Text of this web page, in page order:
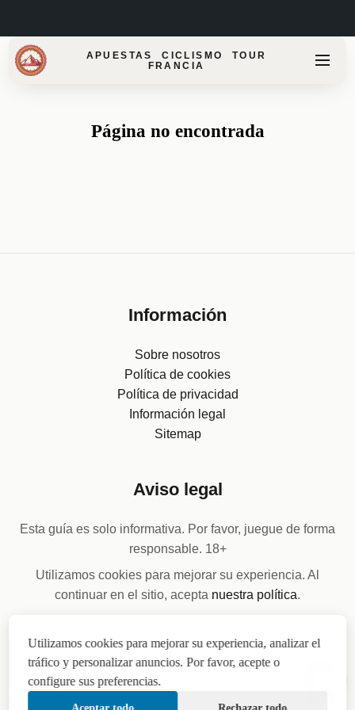
APUESTAS CICLISMO TOUR
FRANCIA
Página no encontrada
Información
Sobre nosotros
Política de cookies
Política de privacidad
Información legal
Sitemap
Aviso legal
Esta guía es solo informativa. Por favor, juegue de forma
responsable. 18+
Utilizamos cookies para mejorar su experiencia. Al
continuar en el sitio, acepta nuestra política.
una comisión si realiza una compra a través de ellos, sin
costo adicional para usted.
Si tiene problemas con el juego, puede encontrar ayuda
Utilizamos cookies para mejorar su experiencia, analizar el
tráfico y personalizar anuncios. Por favor, acepte o
configure sus preferencias.